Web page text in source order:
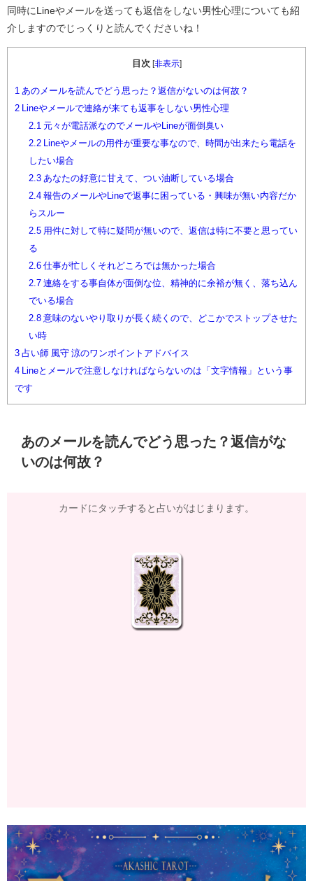
同時にLineやメールを送っても返信をしない男性心理についても紹
介しますのでじっくりと読んでくださいね！
目次 [非表示]
1
あのメールを読んでどう思った？返信がないのは何故？
2 Lineやメールで連絡が来ても返事をしない男性心理
2.1
元々が電話派なのでメールやLineが面倒臭い
2.2Lineやメールの用件が重要な事なので、時間が出来たら電話を
したい場合
2.3あなたの好意に甘えて、つい油断している場合
2.4報告のメールやLineで返事に困っている・興味が無い内容だか
らスルー
2.5用件に対して特に疑問が無いので、返信は特に不要と思ってい
る
2.6仕事が忙しくそれどころでは無かった場合
2.7連絡をする事自体が面倒な位、精神的に余裕が無く、落ち込ん
でいる場合
2.8意味のないやり取りが長く続くので、どこかでストップさせた
い時
3 占い師 風守 涼のワンポイントアドバイス
4 Lineとメールで注意しなければならないのは「文字情報」という事
です
あのメールを読んでどう思った？返信がな
いのは何故？
カードにタッチすると占いがはじまります。